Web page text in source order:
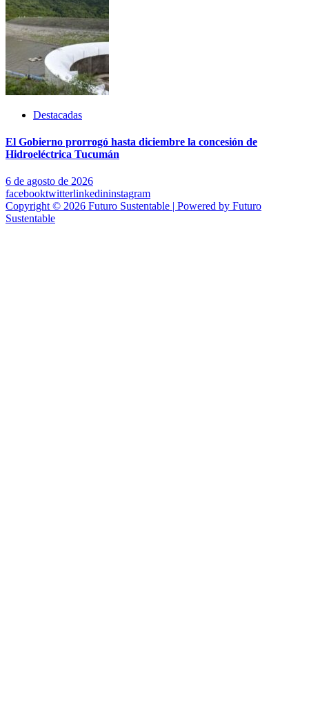
Destacadas
El Gobierno prorrogó hasta diciembre la concesión de
Hidroeléctrica Tucumán
6 de agosto de 2026
facebooktwitterlinkedininstagram
Copyright © 2026 Futuro Sustentable | Powered by Futuro
Sustentable